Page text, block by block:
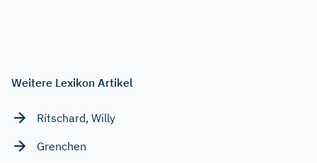
Weitere Lexikon Artikel
Ritschard, Willy
Grenchen